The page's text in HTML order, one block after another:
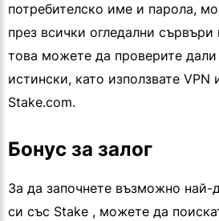
потребителско име и парола,
през всички огледални
това можете да проверите дали
истински, като използвате VPN
Stake.com.
Бонус за залог
За да започнете възможно най-
си със Stake , можете да